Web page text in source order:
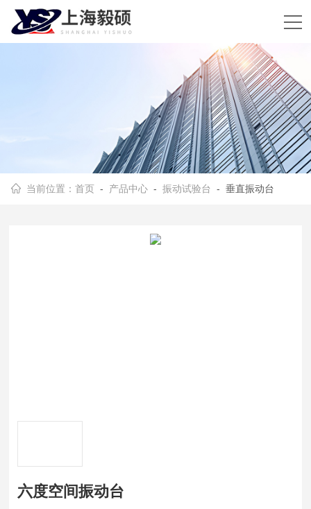
当前位置：首页 - 产品中心 -振动试验台 - 垂直振动台
六度空间振动台